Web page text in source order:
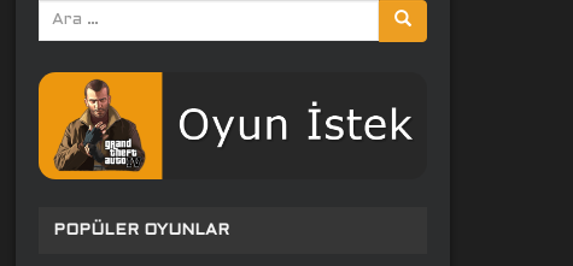
Arama
yap:
POPÜLER OYUNLAR